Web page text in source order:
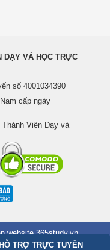
DẠY VÀ HỌC TRỰC
số 4001034390
cấp ngày
Viên Dạy và
website 365study.vn
Học Trực Tuyến 365.
TRỢ TRỰC TUYẾN